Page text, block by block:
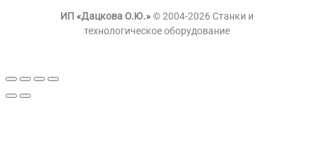
ИП «Дацкова О.Ю.»© 2004-2026 Станки и
технологическое оборудование